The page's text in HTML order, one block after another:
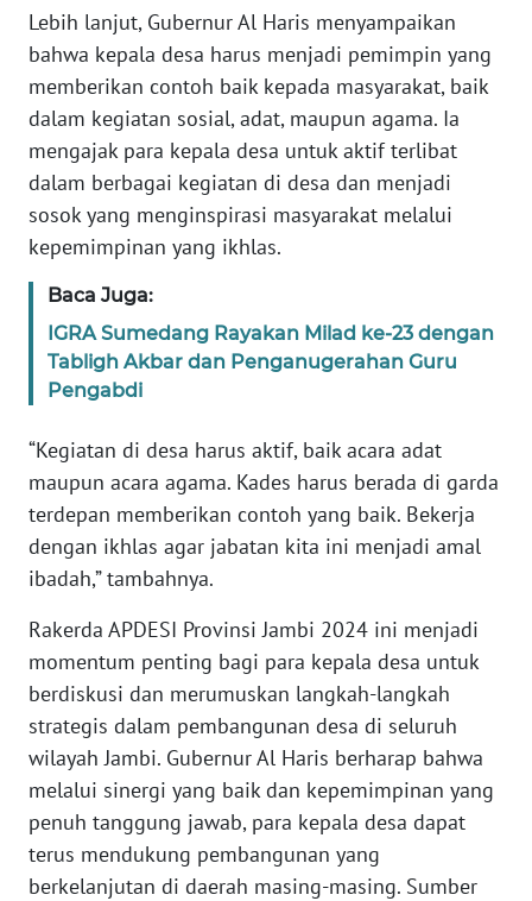
Lebih lanjut, Gubernur Al Haris menyampaikan
bahwa kepala desa harus menjadi pemimpin yang
memberikan contoh baik kepada masyarakat, baik
dalam kegiatan sosial, adat, maupun agama. Ia
mengajak para kepala desa untuk aktif terlibat
dalam berbagai kegiatan di desa dan menjadi
sosok yang menginspirasi masyarakat melalui
kepemimpinan yang ikhlas.
Baca Juga:
IGRA Sumedang Rayakan Milad ke-23 dengan
Tabligh Akbar dan Penganugerahan Guru
Pengabdi
“Kegiatan di desa harus aktif, baik acara adat
maupun acara agama. Kades harus berada di garda
terdepan memberikan contoh yang baik. Bekerja
dengan ikhlas agar jabatan kita ini menjadi amal
ibadah,” tambahnya.
Rakerda APDESI Provinsi Jambi 2024 ini menjadi
momentum penting bagi para kepala desa untuk
berdiskusi dan merumuskan langkah-langkah
strategis dalam pembangunan desa di seluruh
wilayah Jambi. Gubernur Al Haris berharap bahwa
melalui sinergi yang baik dan kepemimpinan yang
penuh tanggung jawab, para kepala desa dapat
terus mendukung pembangunan yang
berkelanjutan di daerah masing-masing. Sumber
WN
PAPUA
BARAT
WN
WN
SERAMBI
JAMBI
WN
NTB
WN
WN
SULBAR
WN
BABEL